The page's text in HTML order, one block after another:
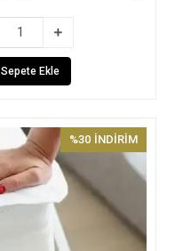
Sepete Ekle
%30 İNDİRİM